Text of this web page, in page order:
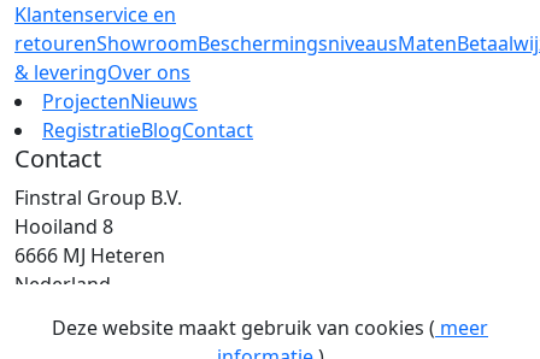
Klantenservice en
retourenShowroomBeschermingsniveausMaten
& leveringOver ons
ProjectenNieuws
RegistratieBlogContact
Contact
Finstral Group B.V.
Hooiland 8
6666 MJ Heteren
Nederland
E: info@finstral.nl
Deze website maakt gebruik van cookies ( meer